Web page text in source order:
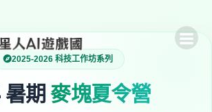
content
2025-2026 科技工作坊系列
暑期麥塊夏令營